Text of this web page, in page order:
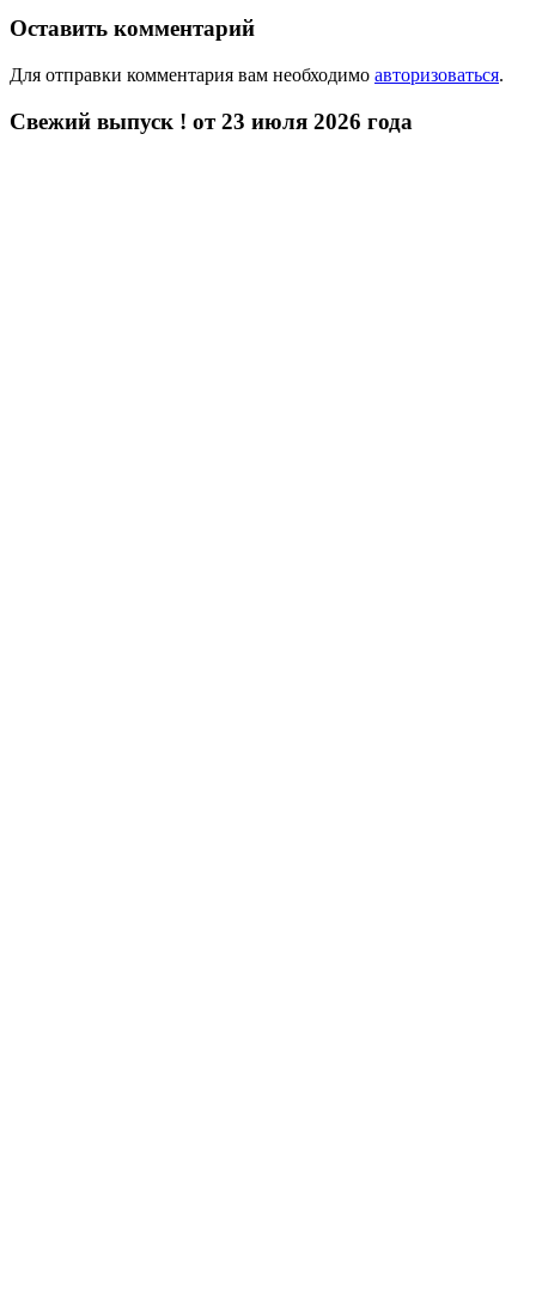
Оставить комментарий
Для отправки комментария вам необходимо авторизоваться.
Свежий выпуск ! от 23 июля 2026 года